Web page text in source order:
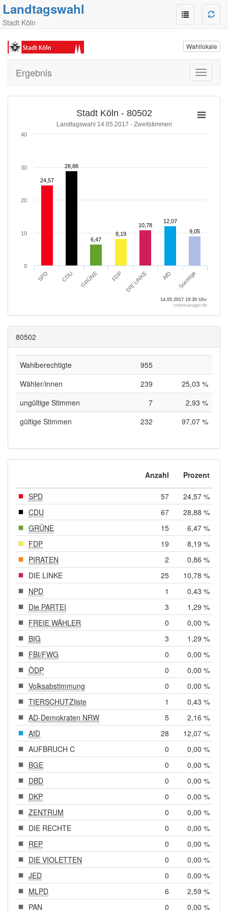
Landtagswahl
Stadt Köln
Wahllokale
Toggle
Ergebnis
14.05.2017 19:30 Uhr
Stadt Köln - 80502
Landtagswahl 14.05.2017 - Zweitstimmen
24,57
24,57
28,88
28,88
6,47
6,47
8,19
8,19
10,78
10,78
12,07
12,07
9,05
9,05
SPD CDU GRÜNE FDP DIE LINKE AfD Sonstige
0
10
20
30
40
votemanager.de
80502
Wahlberechtigte
955
Wähler/innen
239
25,03 %
ungültige Stimmen
7
2,93 %
gültige Stimmen
232 97,07 %
Anzahl Prozent
SPD 57
24,57 %
CDU
67
28,88 %
GRÜNE
15
6,47 %
FDP
19
8,19 %
PIRATEN
2
0,86 %
DIE LINKE
25
10,78 %
NPD
1
0,43 %
Die PARTEI
3
1,29 %
FREIE WÄHLER
0
0,00 %
BIG
3
1,29 %
FBI/FWG
0
0,00 %
ÖDP
0
0,00 %
Volksabstimmung
0
0,00 %
TIERSCHUTZliste
1
0,43 %
AD-Demokraten NRW
5
2,16 %
AfD
28
12,07 %
AUFBRUCH C
0
0,00 %
BGE
0
0,00 %
DBD
0
0,00 %
DKP
0
0,00 %
ZENTRUM
0
0,00 %
DIE RECHTE
0
0,00 %
REP
0
0,00 %
DIE VIOLETTEN
0
0,00 %
JED
0
0,00 %
MLPD
6
2,59 %
PAN
0 0,00 %